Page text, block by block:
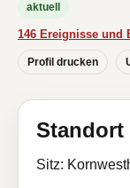
aktuell
146 Ereignisse und
Profil drucken
Standort
Sitz: